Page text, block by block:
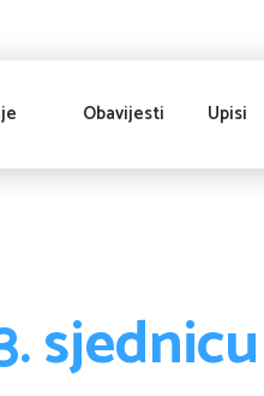
Obavijesti Upisi
sjednicu